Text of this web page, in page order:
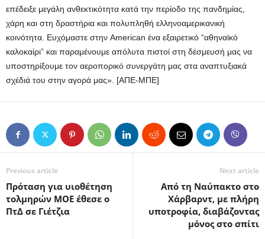
επέδειξε μεγάλη ανθεκτικότητα κατά την περίοδο της πανδημίας,
χάρη και στη δραστήρια και πολυπληθή ελληνοαμερικανική
κοινότητα. Ευχόμαστε στην American ένα εξαιρετικό “αθηναϊκό
καλοκαίρι” και παραμένουμε απόλυτα πιστοί στη δέσμευσή μας να
υποστηρίξουμε τον αεροπορικό συνεργάτη μας στα αναπτυξιακά
σχέδιά του στην αγορά μας». [ΑΠΕ-ΜΠΕ]
Previous article
Πρόταση για υιοθέτηση
τολμηρών ΜΟΕ έθεσε ο
ΠτΔ σε Γιέτζια
Next article
Από τη Ναύπακτο στο
Χάρβαρντ, με πλήρη
υποτροφία, διαβάζοντας
μόνος στο σπίτι